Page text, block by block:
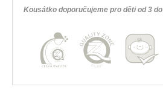
Kousátko doporučujeme pro děti od 3